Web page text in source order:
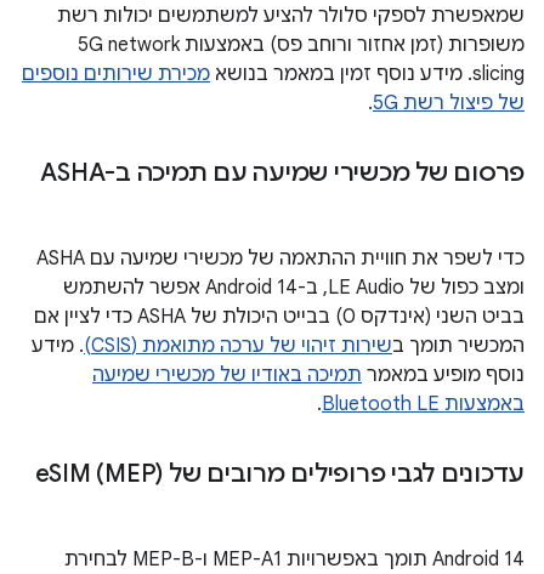
שמאפשרת לספקי סלולר להציע למשתמשים יכולות רשת
משופרות (זמן אחזור ורוחב פס) באמצעות 5G network
slicing. מידע נוסף זמין במאמר בנושא
מכירת שירותים נוספים
של פיצול רשת 5G
.
פרסום של מכשירי שמיעה עם תמיכה ב-ASHA
כדי לשפר את חוויית ההתאמה של מכשירי שמיעה עם ASHA
ומצב כפול של LE Audio, ב-Android 14 אפשר להשתמש
בביט השני (אינדקס 0) בבייט היכולת של ASHA כדי לציין אם
המכשיר תומך בשירות זיהוי של ערכה מתואמת (CSIS)
. מידע
נוסף מופיע במאמר תמיכה באודיו של מכשירי שמיעה
באמצעות Bluetooth LE
.
עדכונים לגבי פרופילים מרובים של e SIM (MEP)
‫Android 14 תומך באפשרויות MEP-A1 ו-MEP-B לבחירת